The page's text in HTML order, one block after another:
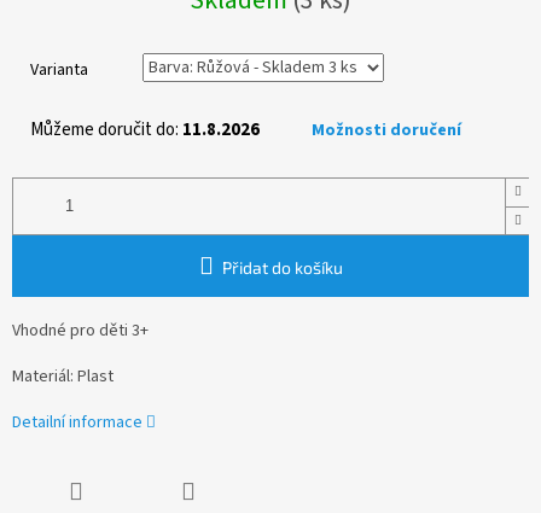
Varianta
Můžeme doručit do: 11.8.2026 Možnosti doručení
Přidat do košíku
Vhodné pro děti 3+
Materiál: Plast
Detailní informace